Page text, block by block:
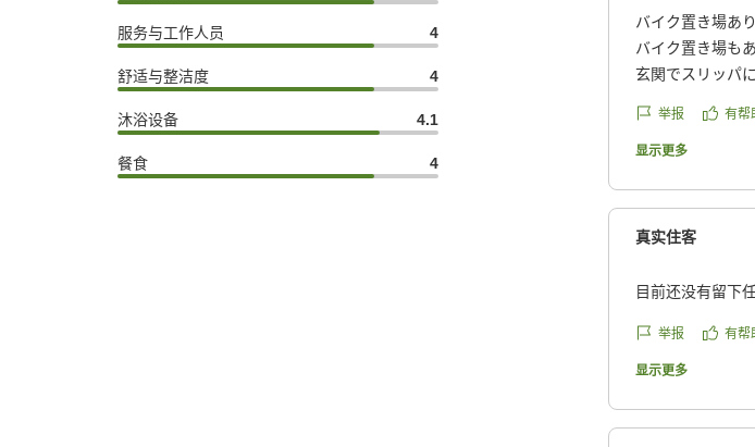
服务与工作人员 4
舒适与整洁度 4
沐浴设备 4.1
餐食 4
バイク置き場あ
バイク置き場も
玄関でスリッパ
全体に不満はあ
クチコミの詳細
举报 有帮
显示更多
真实住客
目前还没有留下
举报 有帮
显示更多